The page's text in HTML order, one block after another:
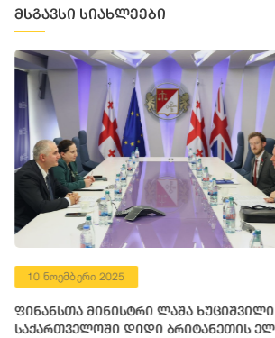
მსგავსი სიახლეები
10 ნოემბერი 2025
ფინანსთა მინისტრი ლაშა ხუციშვილი
საქართველოში დიდი ბრიტანეთის